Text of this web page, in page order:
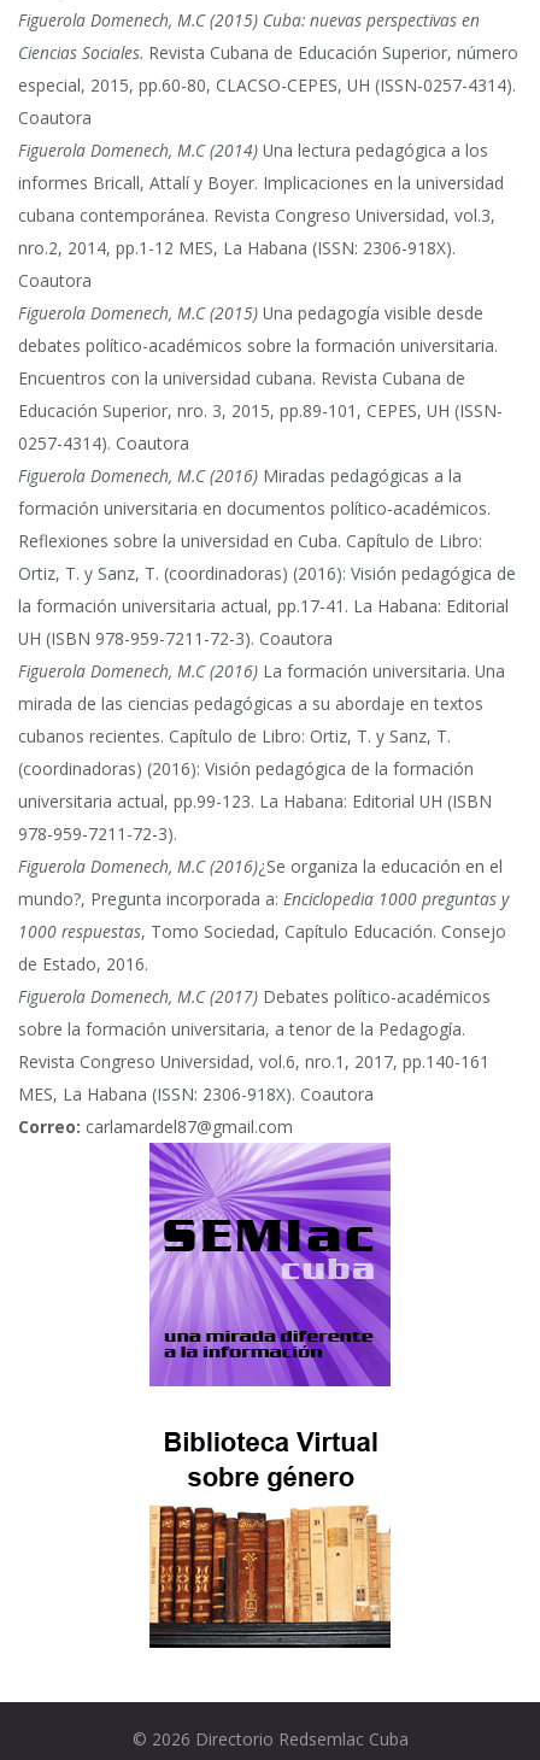
Figuerola Domenech, M.C (2015) Cuba: nuevas perspectivas en
Ciencias Sociales. Revista Cubana de Educación Superior, número
especial, 2015, pp.60-80, CLACSO-CEPES, UH (ISSN-0257-4314).
Coautora
Figuerola Domenech, M.C (2014) Una lectura pedagógica a los
informes Bricall, Attalí y Boyer. Implicaciones en la universidad
cubana contemporánea. Revista Congreso Universidad, vol.3,
nro.2, 2014, pp.1-12 MES, La Habana (ISSN: 2306-918X).
Coautora
Figuerola Domenech, M.C (2015) Una pedagogía visible desde
debates político-académicos sobre la formación universitaria.
Encuentros con la universidad cubana. Revista Cubana de
Educación Superior, nro. 3, 2015, pp.89-101, CEPES, UH (ISSN-
0257-4314). Coautora
Figuerola Domenech, M.C (2016) Miradas pedagógicas a la
formación universitaria en documentos político-académicos.
Reflexiones sobre la universidad en Cuba. Capítulo de Libro:
Ortiz, T. y Sanz, T. (coordinadoras) (2016): Visión pedagógica de
la formación universitaria actual, pp.17-41. La Habana: Editorial
UH (ISBN 978-959-7211-72-3). Coautora
Figuerola Domenech, M.C (2016) La formación universitaria. Una
mirada de las ciencias pedagógicas a su abordaje en textos
cubanos recientes. Capítulo de Libro: Ortiz, T. y Sanz, T.
(coordinadoras) (2016): Visión pedagógica de la formación
universitaria actual, pp.99-123. La Habana: Editorial UH (ISBN
978-959-7211-72-3).
Figuerola Domenech, M.C (2016)¿Se organiza la educación en el
mundo?, Pregunta incorporada a: Enciclopedia 1000 preguntas y
1000 respuestas, Tomo Sociedad, Capítulo Educación. Consejo
de Estado, 2016.
Figuerola Domenech, M.C (2017) Debates político-académicos
sobre la formación universitaria, a tenor de la Pedagogía.
Revista Congreso Universidad, vol.6, nro.1, 2017, pp.140-161
MES, La Habana (ISSN: 2306-918X). Coautora
Correo: carlamardel87@gmail.com
© 2026 Directorio Redsemlac Cuba